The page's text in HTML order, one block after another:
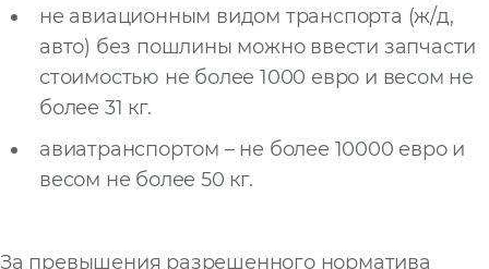
не авиационным видом транспорта (ж/д,
авто) без пошлины можно ввести запчасти
стоимостью не более 1000 евро и весом не
более 31 кг.
авиатранспортом – не более 10000 евро и
весом не более 50 кг.
За превышения разрешенного норматива